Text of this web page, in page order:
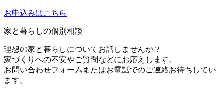
お申込みはこちら
家と暮らしの個別相談
理想の家と暮らしについてお話しませんか？
家づくりへの不安やご質問などにお応えします。
お問い合わせフォームまたはお電話でのご連絡お待ちしてい
ます。